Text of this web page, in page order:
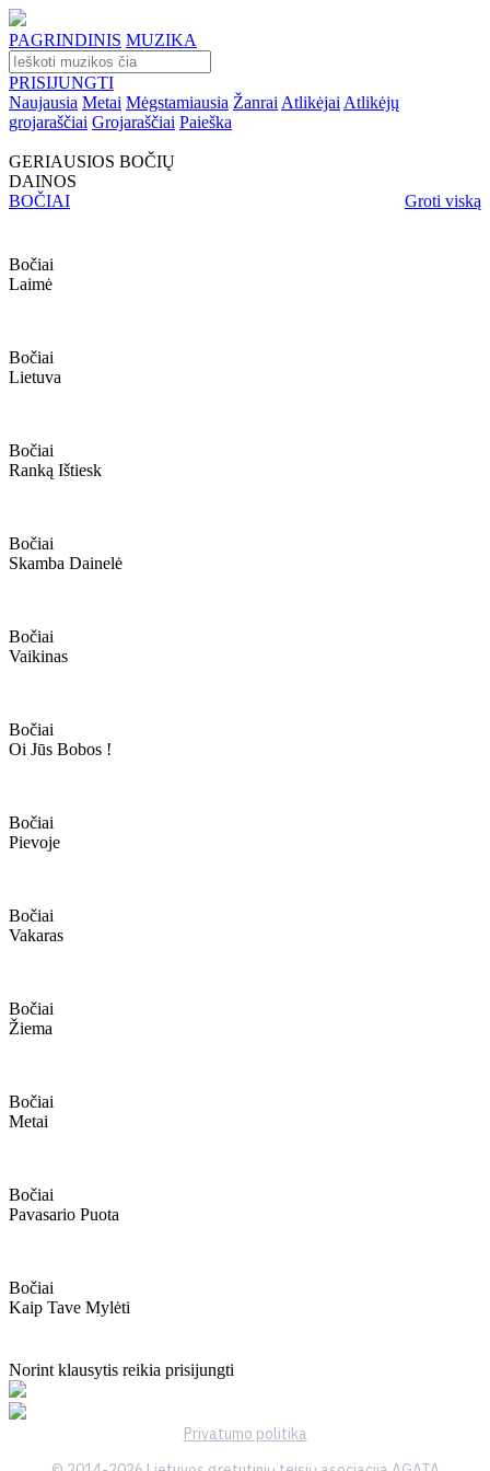
PAGRINDINIS MUZIKA
PRISIJUNGTI
Naujausia Metai Mėgstamiausia Žanrai Atlikėjai Atlikėjų
grojaraščiai Grojaraščiai Paieška
GERIAUSIOS BOČIŲ
DAINOS
BOČIAI
Groti viską
Bočiai
Laimė
Bočiai
Lietuva
Bočiai
Ranką Ištiesk
Bočiai
Skamba Dainelė
Bočiai
Vaikinas
Bočiai
Oi Jūs Bobos !
Bočiai
Pievoje
Bočiai
Vakaras
Bočiai
Žiema
Bočiai
Metai
Bočiai
Pavasario Puota
Bočiai
Kaip Tave Mylėti
Norint klausytis reikia prisijungti
Privatumo politika